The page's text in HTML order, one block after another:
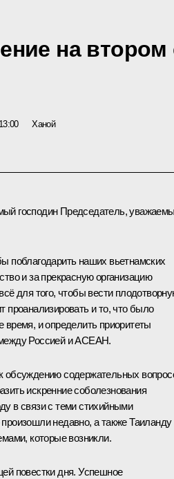
на
13:00 Ханой
господин Председатель,
поблагодарить наших вьетнамских
и за прекрасную организацию
для того, чтобы вести
проанализировать и то, что было
время, и определить приоритеты
Россией иАСЕАН.
обсуждению содержательных
искренние соболезнования
в связи с теми стихийными
недавно, а также Таиланду
которые возникли.
повестки дня. Успешное